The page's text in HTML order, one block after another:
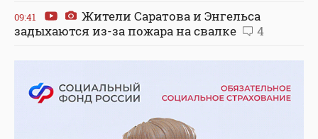
09:41
Жители Саратова и Энгельса
задыхаются из-за пожара на свалке
4